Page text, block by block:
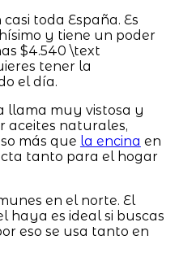
toda España. Es
y tiene un poder
$4.540 \text
tener la
el día.
llama muy vistosa y
aceites naturales,
más que la encina en
tanto para el hogar
en el norte. El
haya es ideal si buscas
eso se usa tanto en